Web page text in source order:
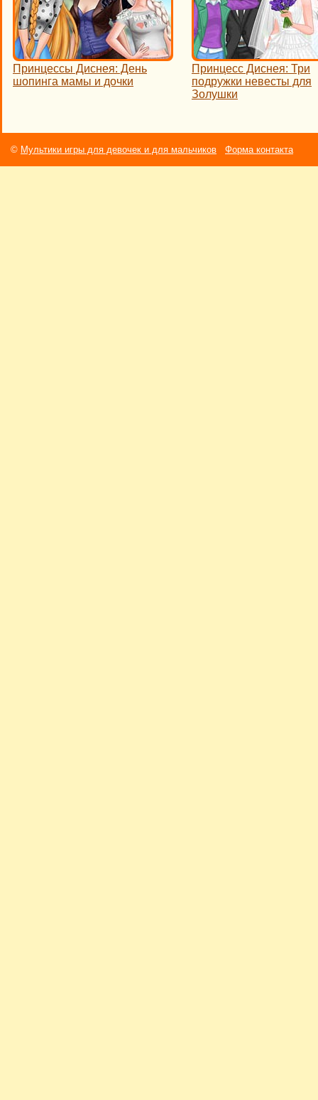
Принцессы Диснея: День
шопинга мамы и дочки
Принцесс Диснея: Три
подружки невесты для
Золушки
© Мультики игры для девочек и для мальчиков Форма контакта